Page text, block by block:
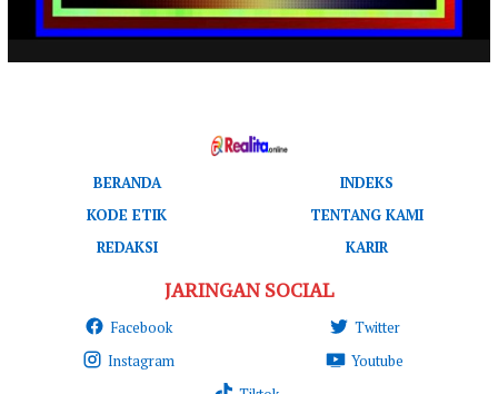
BERANDA
INDEKS
KODE ETIK
TENTANG KAMI
REDAKSI
KARIR
JARINGAN SOCIAL
Facebook
Twitter
Instagram
Youtube